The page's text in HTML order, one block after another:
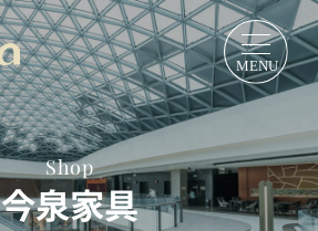
Shop
今泉家具